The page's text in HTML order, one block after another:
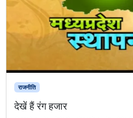
राजनीति
देखें हैं रंग हजार